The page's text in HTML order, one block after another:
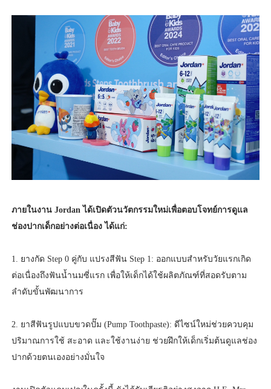
ภายในงาน Jordan ได้เปิดตัวนวัตกรรมใหม่เพื่อตอบโจทย์การดูแล
ช่องปากเด็กอย่างต่อเนื่อง ได้แก่:
1. ยางกัด Step 0 คู่กับ แปรงสีฟัน Step 1: ออกแบบสำหรับวัยแรกเกิด
ต่อเนื่องถึงฟันน้ำนมซี่แรก เพื่อให้เด็กได้ใช้ผลิตภัณฑ์ที่สอดรับตาม
ลำดับขั้นพัฒนาการ
2. ยาสีฟันรูปแบบขวดปั๊ม (Pump Toothpaste): ดีไซน์ใหม่ช่วยควบคุม
ปริมาณการใช้ สะอาด และใช้งานง่าย ช่วยฝึกให้เด็กเริ่มต้นดูแลช่อง
ปากด้วยตนเองอย่างมั่นใจ